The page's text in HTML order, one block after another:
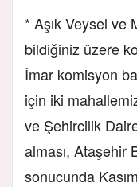
* Aşık Veysel ve
bildiğiniz üzere
İmar komisyon
için iki
ve Şehircilik
alması, Ataşehir
sonucunda